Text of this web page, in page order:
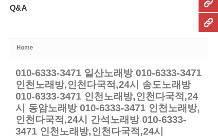
Q&A
Home
010-6333-3471 일산노래방 010-6333-3471
인천노래방,인천다국적,24시 송도노래방
010-6333-3471 인천노래방,인천다국적,24
시 동암노래방 010-6333-3471 인천노래방,
인천다국적,24시 간석노래방 010-6333-
3471 인천노래방,인천다국적,24시